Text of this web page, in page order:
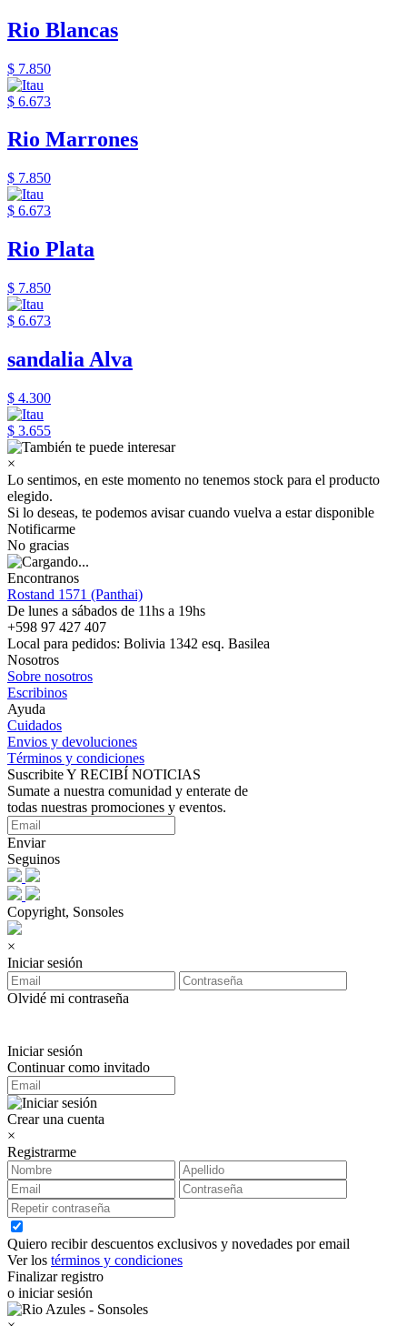
Rio Blancas
$ 7.850
$ 6.673
Rio Marrones
$ 7.850
$ 6.673
Rio Plata
$ 7.850
$ 6.673
sandalia Alva
$ 4.300
$ 3.655
×
Lo sentimos, en este momento no tenemos stock para el producto
elegido.
Si lo deseas, te podemos avisar cuando vuelva a estar disponible
Notificarme
No gracias
Encontranos
Rostand 1571 (Panthai)
De lunes a sábados de 11hs a 19hs
+598 97 427 407
Local para pedidos: Bolivia 1342 esq. Basilea
Nosotros
Sobre nosotros
Escribinos
Ayuda
Cuidados
Envios y devoluciones
Términos y condiciones
Suscribite Y RECIBÍ NOTICIAS
Sumate a nuestra comunidad y enterate de
todas nuestras promociones y eventos.
Enviar
Seguinos
Copyright, Sonsoles
×
Iniciar sesión
Olvidé mi contraseña
Iniciar sesión
Continuar como invitado
Crear una cuenta
×
Registrarme
Quiero recibir descuentos exclusivos y novedades por email
Ver los términos y condiciones
Finalizar registro
o iniciar sesión